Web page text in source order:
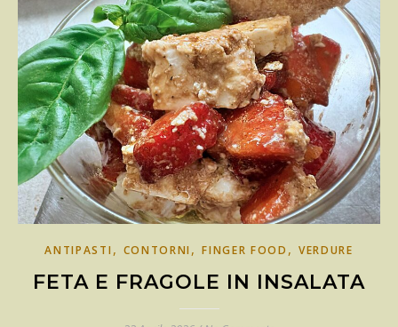
ANTIPASTI, CONTORNI,FINGER FOOD , VERDURE
FETA E FRAGOLE IN INSALATA